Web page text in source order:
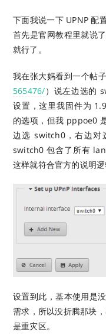
下面我说一下 UPNP 配
首先是官网教程里就说
就行了。
我在张大妈看到一个帖
565476/）说左边选的
设置，这里我固件为
的选项，但我 pppoe0
边选 switch0，右边对
switch0 包含了所有
这样就符合官方的说明逻
设置到此，基本使用是
需求，所以没折腾那块
是重灾区。